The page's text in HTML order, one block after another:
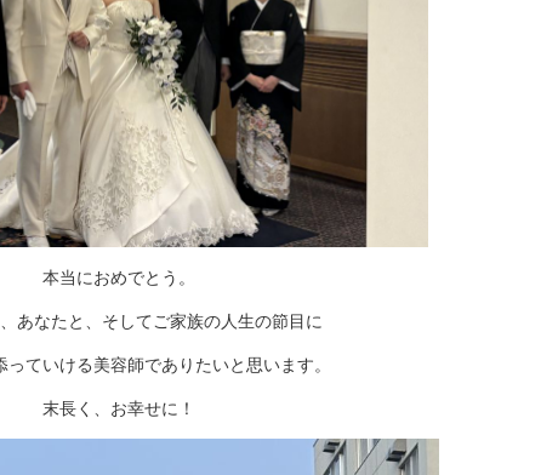
本当におめでとう。
あなたと、そしてご家族の人生の節目に
っていける美容師でありたいと思います。
末長く、お幸せに！